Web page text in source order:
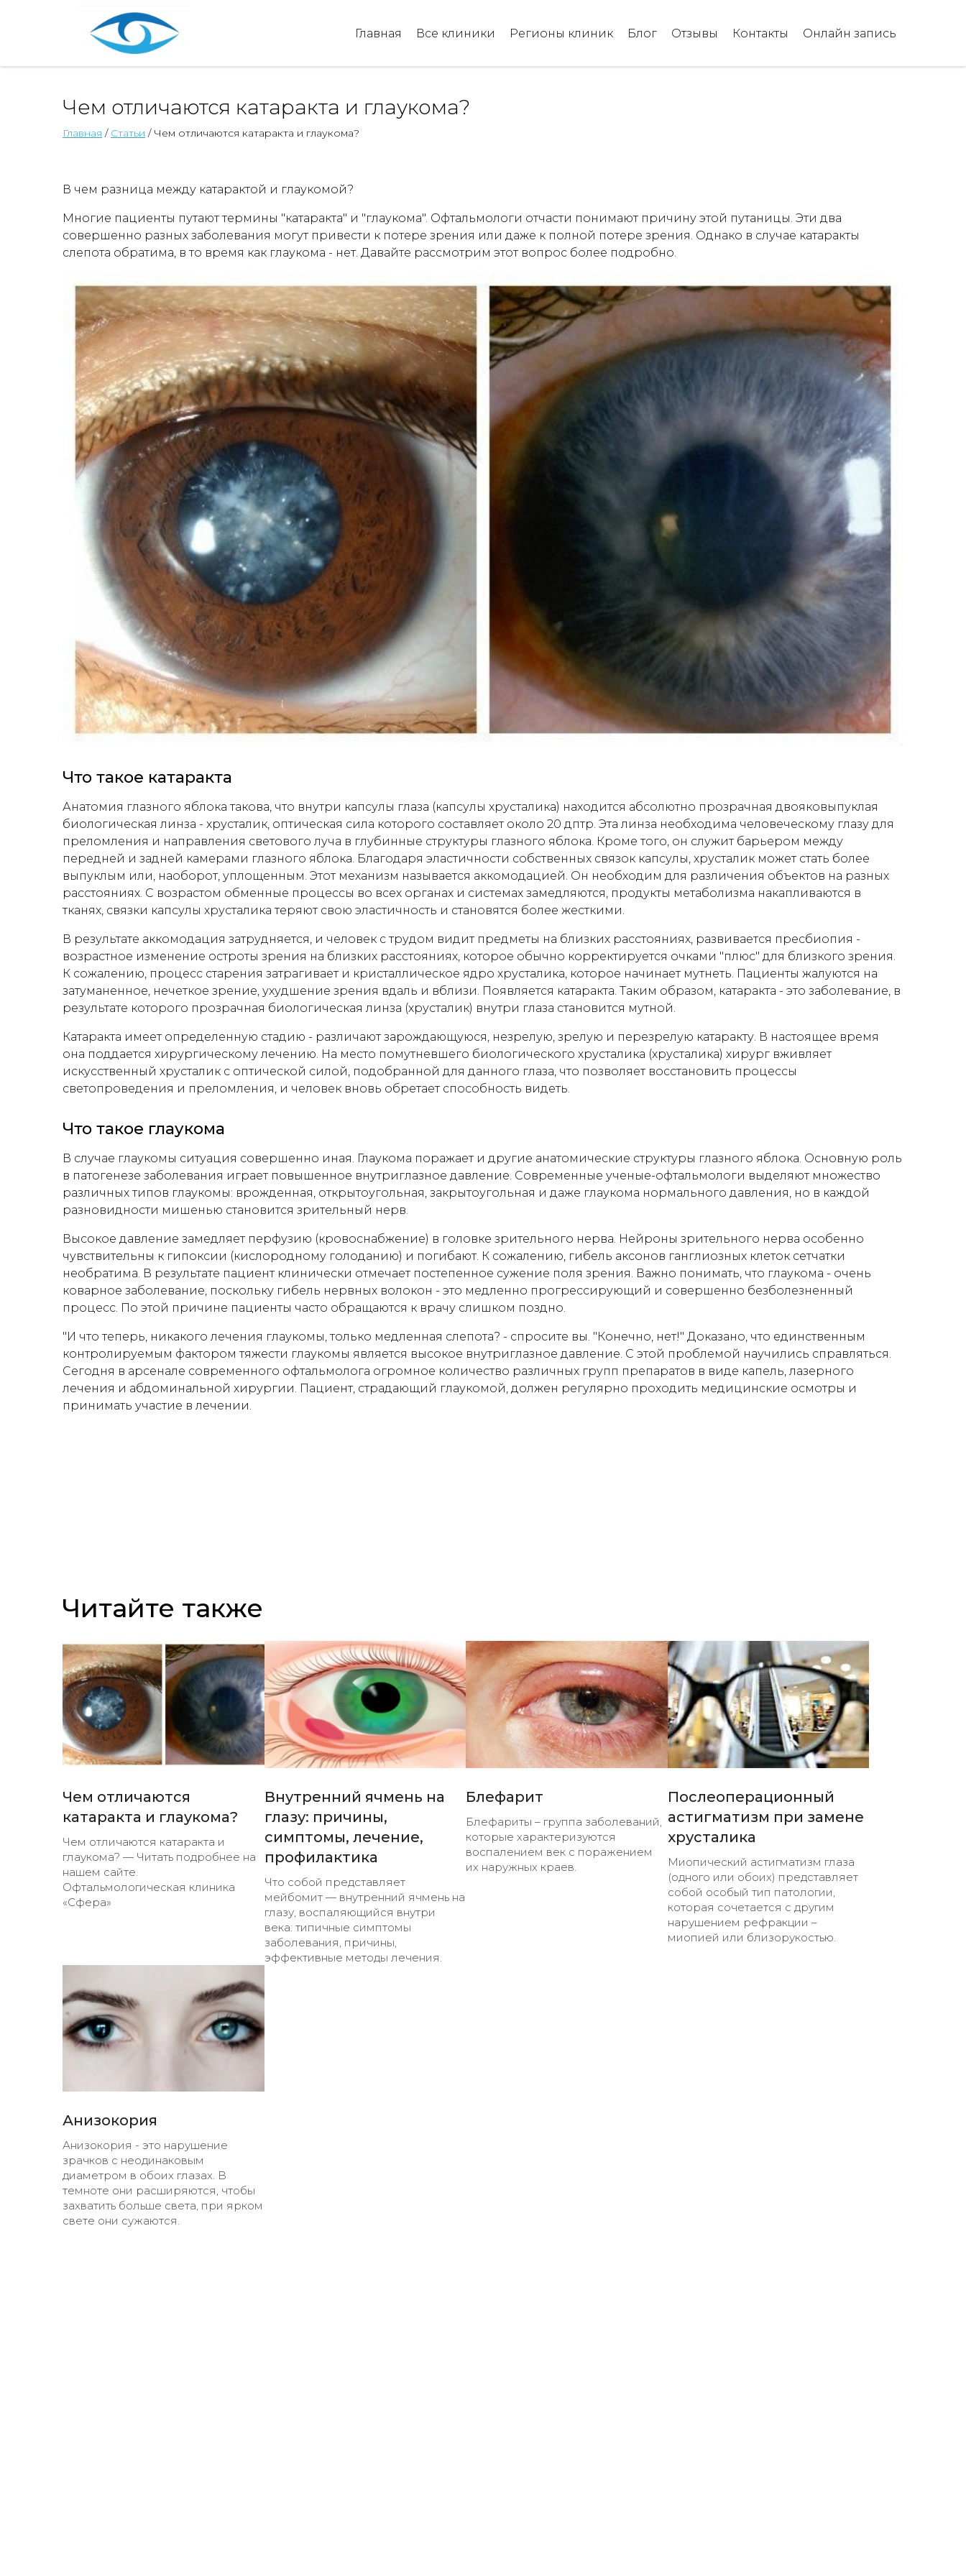
Главная Все клиники Регионы клиник Блог Отзывы Контакты Онлайн запись
Чем отличаются катаракта и глаукома?
Главная / Статьи / Чем отличаются катаракта и глаукома?
В чем разница между катарактой и глаукомой?
Многие пациенты путают термины "катаракта" и "глаукома". Офтальмологи отчасти понимают причину этой путаницы. Эти два
совершенно разных заболевания могут привести к потере зрения или даже к полной потере зрения. Однако в случае катаракты
слепота обратима, в то время как глаукома - нет. Давайте рассмотрим этот вопрос более подробно.
Что такое катаракта
Анатомия глазного яблока такова, что внутри капсулы глаза (капсулы хрусталика) находится абсолютно прозрачная двояковыпуклая
биологическая линза - хрусталик, оптическая сила которого составляет около 20 дптр. Эта линза необходима человеческому глазу для
преломления и направления светового луча в глубинные структуры глазного яблока. Кроме того, он служит барьером между
передней и задней камерами глазного яблока. Благодаря эластичности собственных связок капсулы, хрусталик может стать более
выпуклым или, наоборот, уплощенным. Этот механизм называется аккомодацией. Он необходим для различения объектов на разных
расстояниях. С возрастом обменные процессы во всех органах и системах замедляются, продукты метаболизма накапливаются в
тканях, связки капсулы хрусталика теряют свою эластичность и становятся более жесткими.
В результате аккомодация затрудняется, и человек с трудом видит предметы на близких расстояниях, развивается пресбиопия -
возрастное изменение остроты зрения на близких расстояниях, которое обычно корректируется очками "плюс" для близкого зрения.
К сожалению, процесс старения затрагивает и кристаллическое ядро хрусталика, которое начинает мутнеть. Пациенты жалуются на
затуманенное, нечеткое зрение, ухудшение зрения вдаль и вблизи. Появляется катаракта. Таким образом, катаракта - это заболевание, в
результате которого прозрачная биологическая линза (хрусталик) внутри глаза становится мутной.
Катаракта имеет определенную стадию - различают зарождающуюся, незрелую, зрелую и перезрелую катаракту. В настоящее время
она поддается хирургическому лечению. На место помутневшего биологического хрусталика (хрусталика) хирург вживляет
искусственный хрусталик с оптической силой, подобранной для данного глаза, что позволяет восстановить процессы
светопроведения и преломления, и человек вновь обретает способность видеть.
Что такое глаукома
В случае глаукомы ситуация совершенно иная. Глаукома поражает и другие анатомические структуры глазного яблока. Основную роль
в патогенезе заболевания играет повышенное внутриглазное давление. Современные ученые-офтальмологи выделяют множество
различных типов глаукомы: врожденная, открытоугольная, закрытоугольная и даже глаукома нормального давления, но в каждой
разновидности мишенью становится зрительный нерв.
Высокое давление замедляет перфузию (кровоснабжение) в головке зрительного нерва. Нейроны зрительного нерва особенно
чувствительны к гипоксии (кислородному голоданию) и погибают. К сожалению, гибель аксонов ганглиозных клеток сетчатки
необратима. В результате пациент клинически отмечает постепенное сужение поля зрения. Важно понимать, что глаукома - очень
коварное заболевание, поскольку гибель нервных волокон - это медленно прогрессирующий и совершенно безболезненный
процесс. По этой причине пациенты часто обращаются к врачу слишком поздно.
"И что теперь, никакого лечения глаукомы, только медленная слепота? - спросите вы. "Конечно, нет!" Доказано, что единственным
контролируемым фактором тяжести глаукомы является высокое внутриглазное давление. С этой проблемой научились справляться.
Сегодня в арсенале современного офтальмолога огромное количество различных групп препаратов в виде капель, лазерного
лечения и абдоминальной хирургии. Пациент, страдающий глаукомой, должен регулярно проходить медицинские осмотры и
принимать участие в лечении.
Читайте также
Чем отличаются
катаракта и глаукома?
Чем отличаются катаракта и
глаукома? — Читать подробнее на
нашем сайте.
Офтальмологическая клиника
«Сфера»
Внутренний ячмень на
глазу: причины,
симптомы, лечение,
профилактика
Что собой представляет
мейбомит — внутренний ячмень на
глазу, воспаляющийся внутри
века: типичные симптомы
заболевания, причины,
эффективные методы лечения.
Блефарит
Блефариты – группа заболеваний,
которые характеризуются
воспалением век с поражением
их наружных краев.
Послеоперационный
астигматизм при замене
хрусталика
Миопический астигматизм глаза
(одного или обоих) представляет
собой особый тип патологии,
которая сочетается с другим
нарушением рефракции –
миопией или близорукостью.
Анизокория
Анизокория - это нарушение
зрачков с неодинаковым
диаметром в обоих глазах. В
темноте они расширяются, чтобы
захватить больше света, при ярком
свете они сужаются.